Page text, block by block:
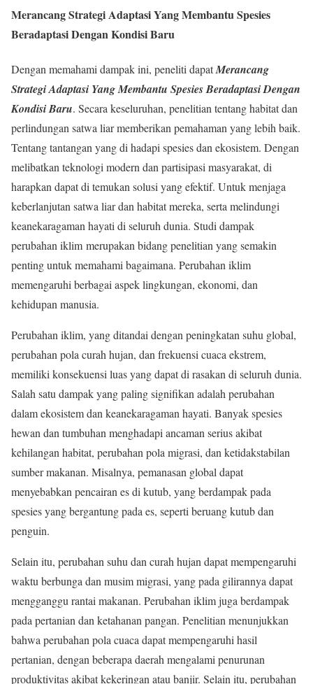
Merancang Strategi Adaptasi Yang Membantu Spesies
Beradaptasi Dengan Kondisi Baru
Dengan memahami dampak ini, peneliti dapatMerancang
Strategi Adaptasi Yang Membantu Spesies Beradaptasi Dengan
Kondisi Baru. Secara keseluruhan, penelitian tentang habitat dan
perlindungan satwa liar memberikan pemahaman yang lebih baik.
Tentang tantangan yang di hadapi spesies dan ekosistem. Dengan
melibatkan teknologi modern dan partisipasi masyarakat, di
harapkan dapat di temukan solusi yang efektif. Untuk menjaga
keberlanjutan satwa liar dan habitat mereka, serta melindungi
keanekaragaman hayati di seluruh dunia. Studi dampak
perubahan iklim merupakan bidang penelitian yang semakin
penting untuk memahami bagaimana. Perubahan iklim
memengaruhi berbagai aspek lingkungan, ekonomi, dan
kehidupan manusia.
Perubahan iklim, yang ditandai dengan peningkatan suhu global,
perubahan pola curah hujan, dan frekuensi cuaca ekstrem,
memiliki konsekuensi luas yang dapat di rasakan di seluruh dunia.
Salah satu dampak yang paling signifikan adalah perubahan
dalam ekosistem dan keanekaragaman hayati. Banyak spesies
hewan dan tumbuhan menghadapi ancaman serius akibat
kehilangan habitat, perubahan pola migrasi, dan ketidakstabilan
sumber makanan. Misalnya, pemanasan global dapat
menyebabkan pencairan es di kutub, yang berdampak pada
spesies yang bergantung pada es, seperti beruang kutub dan
penguin.
Selain itu, perubahan suhu dan curah hujan dapat mempengaruhi
waktu berbunga dan musim migrasi, yang pada gilirannya dapat
mengganggu rantai makanan. Perubahan iklim juga berdampak
pada pertanian dan ketahanan pangan. Penelitian menunjukkan
bahwa perubahan pola cuaca dapat mempengaruhi hasil
pertanian, dengan beberapa daerah mengalami penurunan
produktivitas akibat kekeringan atau banjir. Selain itu, perubahan